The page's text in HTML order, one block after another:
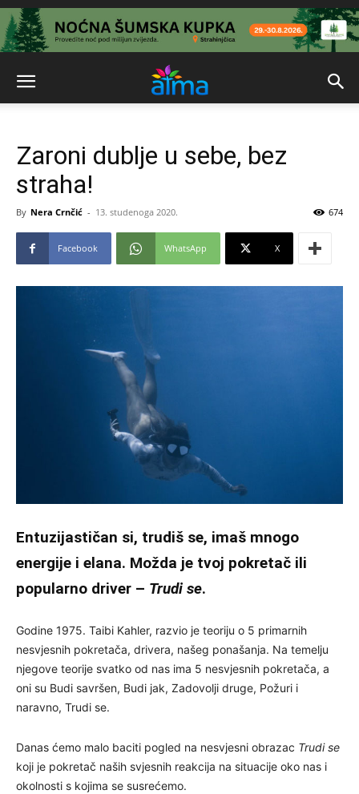
Zaroni dublje u sebe, bez
straha!
By Nera Crnčić - 13. studenoga 2020. 674
Facebook WhatsApp X
Entuzijastičan si, trudiš se, imaš mnogo
energije i elana. Možda je tvoj pokretač ili
popularno driver – Trudi se.
Godine 1975. Taibi Kahler, razvio je teoriju o 5 primarnih
nesvjesnih pokretača, drivera, našeg ponašanja. Na temelju
njegove teorije svatko od nas ima 5 nesvjesnih pokretača, a
oni su Budi savršen, Budi jak, Zadovolji druge, Požuri i
naravno, Trudi se.
Danas ćemo malo baciti pogled na nesvjesni obrazac Trudi se
koji je pokretač naših svjesnih reakcija na situacije oko nas i
okolnosti s kojima se susrećemo.